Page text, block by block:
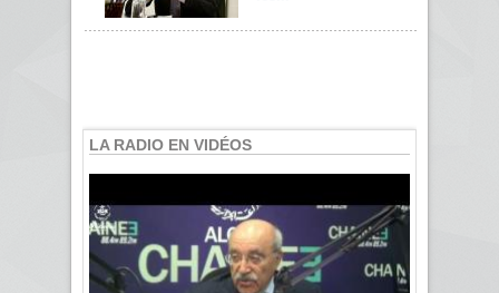
LA RADIO EN VIDÉOS